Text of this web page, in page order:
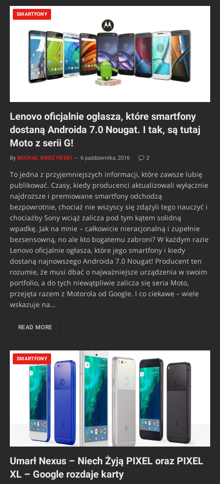
SMARTFONY
Lenovo oficjalnie ogłasza, które smartfony
dostaną Androida 7.0 Nougat. I tak, są tutaj
Moto z serii G!
By MICHAŁ BROŻYŃSKI 6 października, 2016 2
To jedna z przyjemniejszych informacji, które zawsze lubię
publikować. Czasy, kiedy producenci aktualizowali wyłącznie
najdroższe i premiowane smartfony odchodzą
bezpowrotnie, chociaż nie wszyscy się zdążyli tego nauczyć i
chociażby Sony wciąż zalicza pod tym kątem solidną
wpadkę. Jak na mnie – całkowicie nieracjonalną i zupełnie
bezsensowną, no ale kto bogatemu zabroni? W każdym razie
Lenovo oficjalnie ogłasza, które jego smartfony i kiedy
dostaną najnowszego Androida 7.0 Nougat! Producent ten
rozumie, że musi dbać o najważniejsze urządzenia w swoim
portfolio, a do tych niewątpliwie zalicza się seria Moto,
przejęta razem z Motorola od Google. I co ciekawe – wiele
wskazuje na…
READ MORE
SMARTFONY
Umarł Nexus – Niech Żyją PIXEL oraz PIXEL
XL – Google rozdaje karty